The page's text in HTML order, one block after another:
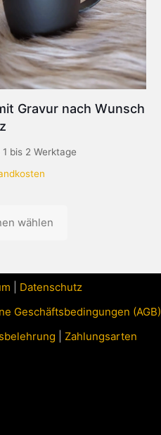
Gravur nach Wunsch
1 bis 2 Werktage
wählen
Datenschutz
Geschäftsbedingungen (AGB)
Zahlungsarten